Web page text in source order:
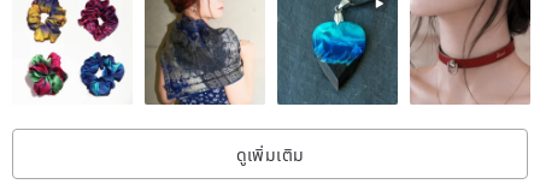
Buy with confidence
Need to know-
customized. Except for the defects of the products / shipping errors,
ดูเพิ่มเติม